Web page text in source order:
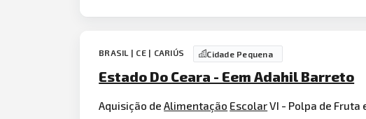
BRASIL | CE | CARIÚS Cidade Pequena
Estado Do Ceara - Eem Adahil Barreto
Aquisição deAlimentação EscolarVI - Polpa de Fruta